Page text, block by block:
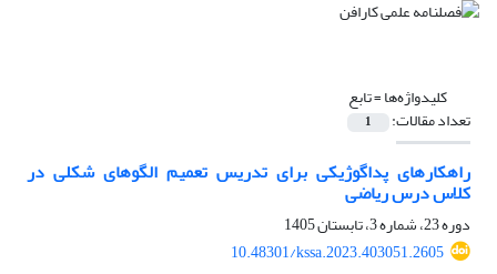
کلیدواژه‌ها =تابع
تعداد مقالات: 1
راهکارهای پداگوژیکی برای تدریس تعمیم الگوهای شکلی در
کلاس درس ریاضی
دوره 23، شماره 3، تابستان 1405
10.48301/kssa.2023.403051.2605